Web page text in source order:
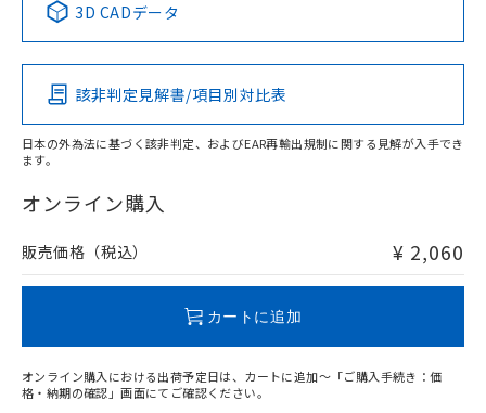
Pb Hg Cd Cr(VI)
O
在庫等で未対応品が混在する可能性があります。
問い合わせください。
3D CADデータ
該非判定見解書/項目別対比表
日本の外為法に基づく該非判定、およびEAR再輸出規制に関する見解が入手でき
ます。
オンライン購入
販売価格（税込） ¥ 2,060
カートに追加
オンライン購入における出荷予定日は、カートに追加～「ご購入手続き：価
格・納期の確認」画面にてご確認ください。